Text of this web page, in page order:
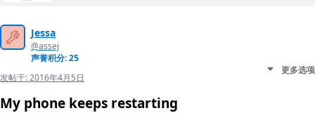
Jessa
@assej
声誉积分: 25
发帖于:2016年4月5日
更多选项
My phone keeps restarting